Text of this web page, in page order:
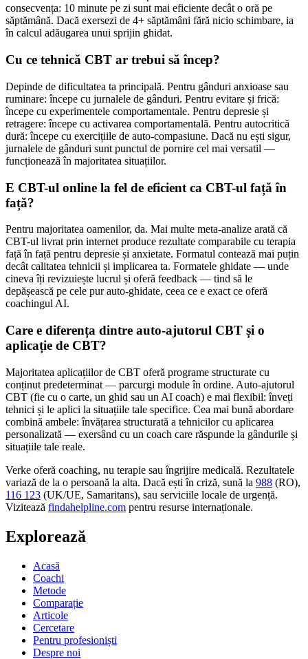
consecvența: 10 minute pe zi sunt mai eficiente decât o oră pe
săptămână. Dacă exersezi de 4+ săptămâni fără nicio schimbare, ia
în calcul adăugarea unui sprijin ghidat.
Cu ce tehnică CBT ar trebui să încep?
Depinde de dificultatea ta principală. Pentru gânduri anxioase sau
ruminare: începe cu jurnalele de gânduri. Pentru evitare și frică:
începe cu experimentele comportamentale. Pentru depresie și
retragere: începe cu activarea comportamentală. Pentru autocritică
dură: începe cu exercițiile de auto-compasiune. Dacă nu ești sigur,
jurnalele de gânduri sunt punctul de pornire cel mai versatil —
funcționează în majoritatea situațiilor.
E CBT-ul online la fel de eficient ca CBT-ul față în
față?
Pentru majoritatea oamenilor, da. Mai multe meta-analize arată că
CBT-ul livrat prin internet produce rezultate comparabile cu terapia
față în față pentru depresie și anxietate. Formatul contează mai puțin
decât calitatea tehnicii și implicarea ta. Formatele ghidate — unde
cineva îți revizuiește lucrul și oferă feedback — tind să le
depășească pe cele pur auto-ghidate, ceea ce e exact ce oferă
coachingul AI.
Care e diferența dintre auto-ajutorul CBT și o
aplicație de CBT?
Majoritatea aplicațiilor de CBT oferă programe structurate cu
conținut predeterminat — parcurgi module în ordine. Auto-ajutorul
CBT (fie cu o carte, un ghid sau un AI coach) e mai flexibil: înveți
tehnici și le aplici la situațiile tale specifice. Cea mai bună abordare
combină ambele: învățarea structurată a tehnicilor cu aplicarea
personalizată — exersând cu un coach care răspunde la gândurile și
situațiile tale reale.
Verke oferă coaching, nu terapie sau îngrijire medicală. Rezultatele
variază de la o persoană la alta. Dacă ești în criză, sună la 988 (RO),
116 123 (UK/UE, Samaritans), sau serviciile locale de urgență.
Vizitează findahelpline.com pentru resurse internaționale.
Explorează
Acasă
Coachi
Metode
Comparație
Articole
Cercetare
Pentru profesioniști
Despre noi